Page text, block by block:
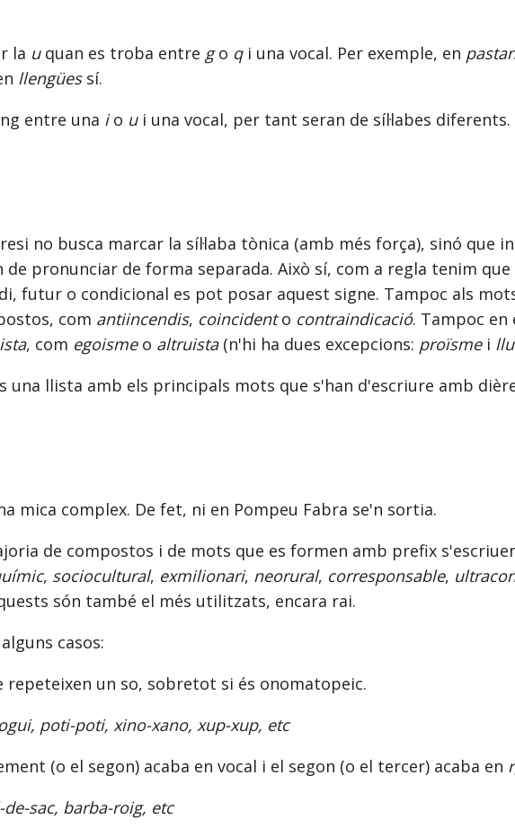
la u quan es troba entre go q i una vocal. Per exemple, en
llengües sí.
entre una io u i una vocal, per tant seran de síl·labes diferents.
no busca marcar la síl·laba tònica (amb més força), sinó que
de pronunciar de forma separada. Això sí, com a regla tenim que
futur o condicional es pot posar aquest signe. Tampoc als
com antiincendis, coincidento contraindicació. Tampoc en
, com egoisme o altruista (n'hi ha dues excepcions: proïsmei
llista amb els principals mots que s'han d'escriure amb
mica complex. De fet, ni en Pompeu Fabra se'n sortia.
de compostos i de mots que es formen amb prefix
, sociocultural, exmilionari, neorural, corresponsable,
són també el més utilitzats, encara rai.
casos:
repeteixen un so, sobretot si és onomatopeic.
poti-poti, xino-xano, xup-xup, etc
(o el segon) acaba en vocal i el segon (o el tercer) acaba en
sac, barba-roig, etc